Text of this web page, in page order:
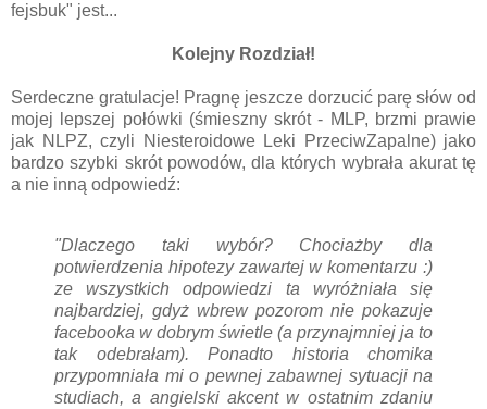
fejsbuk" jest...
Kolejny Rozdział!
Serdeczne gratulacje! Pragnę jeszcze dorzucić parę słów od
mojej lepszej połówki (śmieszny skrót - MLP, brzmi prawie
jak NLPZ, czyli Niesteroidowe Leki PrzeciwZapalne) jako
bardzo szybki skrót powodów, dla których wybrała akurat tę
a nie inną odpowiedź:
"Dlaczego taki wybór? Chociażby dla
potwierdzenia hipotezy zawartej w komentarzu :)
ze wszystkich odpowiedzi ta wyróżniała się
najbardziej, gdyż wbrew pozorom nie pokazuje
facebooka w dobrym świetle (a przynajmniej ja to
tak odebrałam). Ponadto historia chomika
przypomniała mi o pewnej zabawnej sytuacji na
studiach, a angielski akcent w ostatnim zdaniu